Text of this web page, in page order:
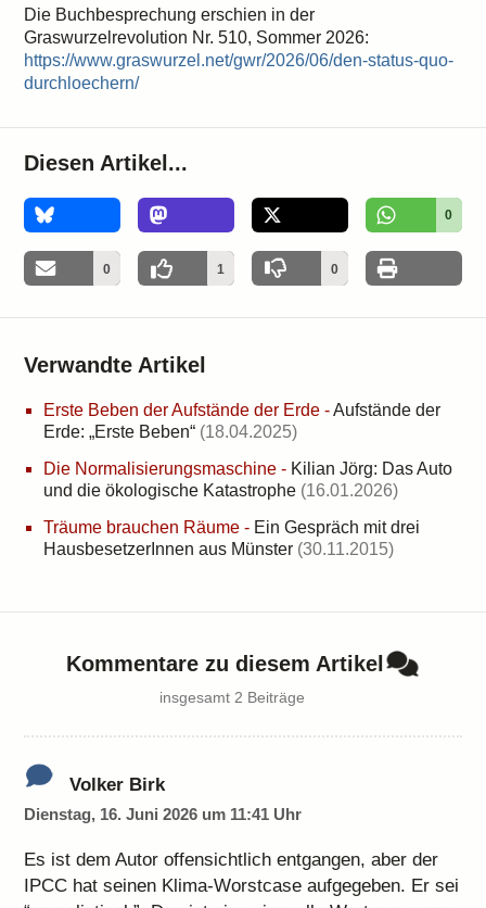
Die Buchbesprechung erschien in der
Graswurzelrevolution Nr. 510, Sommer 2026:
https://www.graswurzel.net/gwr/2026/06/den-status-quo-
durchloechern/
Diesen Artikel...
0
0 1 0
Verwandte Artikel
Erste Beben der Aufstände der Erde -Aufstände der
Erde: „Erste Beben“ (18.04.2025)
Die Normalisierungsmaschine - Kilian Jörg: Das Auto
und die ökologische Katastrophe (16.01.2026)
Träume brauchen Räume - Ein Gespräch mit drei
HausbesetzerInnen aus Münster (30.11.2015)
Kommentare zu diesem Artikel
insgesamt 2 Beiträge
Volker Birk
Dienstag, 16. Juni 2026 um 11:41 Uhr
Es ist dem Autor offensichtlich entgangen, aber der
IPCC hat seinen Klima-Worstcase aufgegeben. Er sei